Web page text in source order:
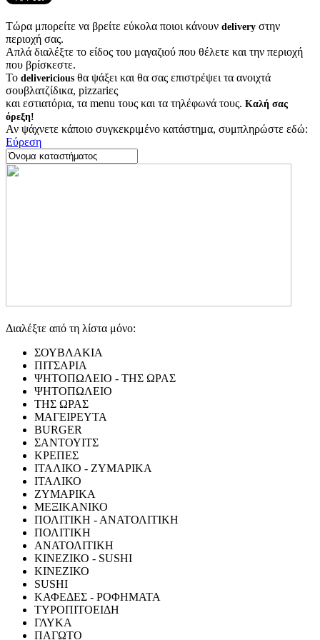
Τώρα μπορείτε να βρείτε εύκολα ποιοι κάνουν delivery στην
περιοχή σας.
Απλά διαλέξτε το είδος του μαγαζιού που θέλετε και την περιοχή
που βρίσκεστε.
Το delivericious θα ψάξει και θα σας επιστρέψει τα ανοιχτά
σουβλατζίδικα, pizzariες
και εστιατόρια, τα menu τους και τα τηλέφωνά τους. Καλή σας
όρεξη!
Αν ψάχνετε κάποιο συγκεκριμένο κατάστημα, συμπληρώστε εδώ:
Εύρεση
Διαλέξτε από τη λίστα μόνο:
ΣΟΥΒΛΑΚΙΑ
ΠΙΤΣΑΡΙΑ
ΨΗΤΟΠΩΛΕΙΟ - ΤΗΣ ΩΡΑΣ
ΨΗΤΟΠΩΛΕΙΟ
ΤΗΣ ΩΡΑΣ
ΜΑΓΕΙΡΕΥΤΑ
BURGER
ΣΑΝΤΟΥΙΤΣ
ΚΡΕΠΕΣ
ΙΤΑΛΙΚΟ - ΖΥΜΑΡΙΚΑ
ΙΤΑΛΙΚΟ
ΖΥΜΑΡΙΚΑ
ΜΕΞΙΚΑΝΙΚΟ
ΠΟΛΙΤΙΚΗ - ΑΝΑΤΟΛΙΤΙΚΗ
ΠΟΛΙΤΙΚΗ
ΑΝΑΤΟΛΙΤΙΚΗ
ΚΙΝΕΖΙΚΟ - SUSHI
ΚΙΝΕΖΙΚΟ
SUSHI
ΚΑΦΕΔΕΣ - ΡΟΦΗΜΑΤΑ
ΤΥΡΟΠΙΤΟΕΙΔΗ
ΓΛΥΚΑ
ΠΑΓΩΤΟ